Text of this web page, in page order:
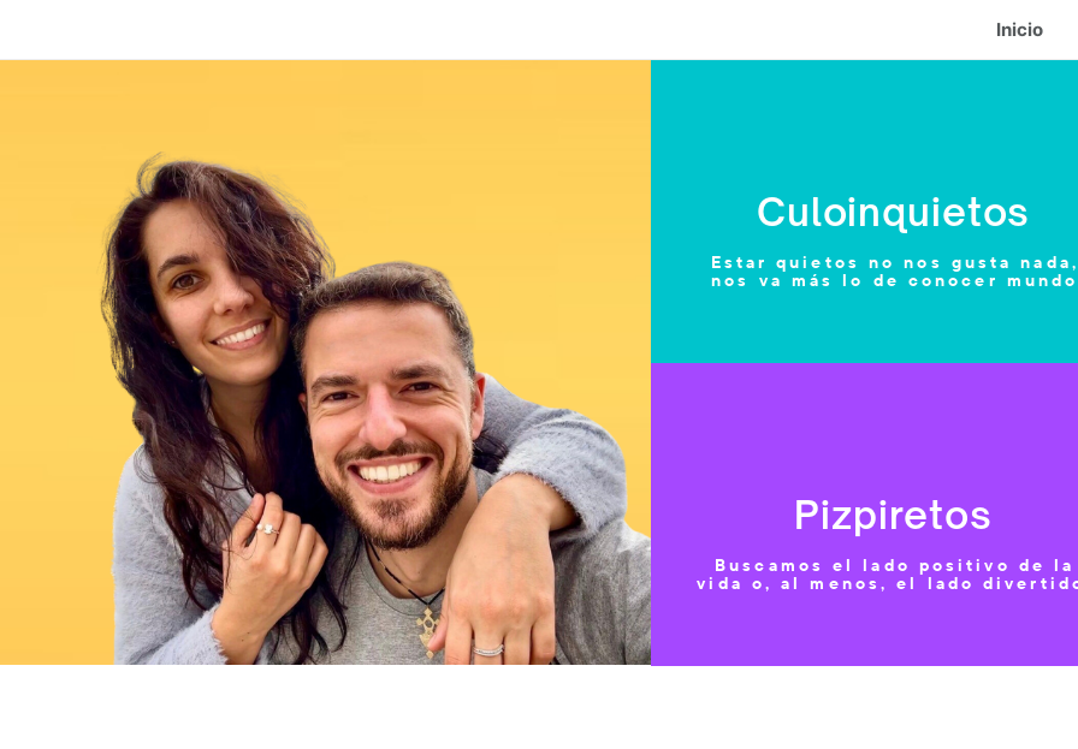
Inicio
Culoinquietos
Estar quietos no nos gusta nada,
nos va más lo de conocer mundo
Pizpiretos
Buscamos el lado positivo de la
vida o, al menos, el lado